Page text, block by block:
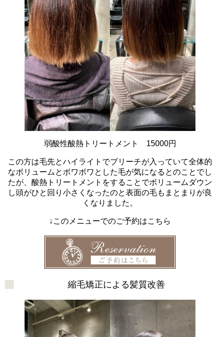
弱酸性酸熱トリートメント 15000円
この方は毛先とハイライトでブリーチが入っていて全体的
なボリュームとボワボワとした毛が気になるとのことでし
たが、酸熱トリートメントをすることでボリュームダウン
し頭がひと回り小さくなったのと表面の毛もまとまりが良
くなりました。
↓このメニューでのご予約はこちら
縮毛矯正による髪質改善